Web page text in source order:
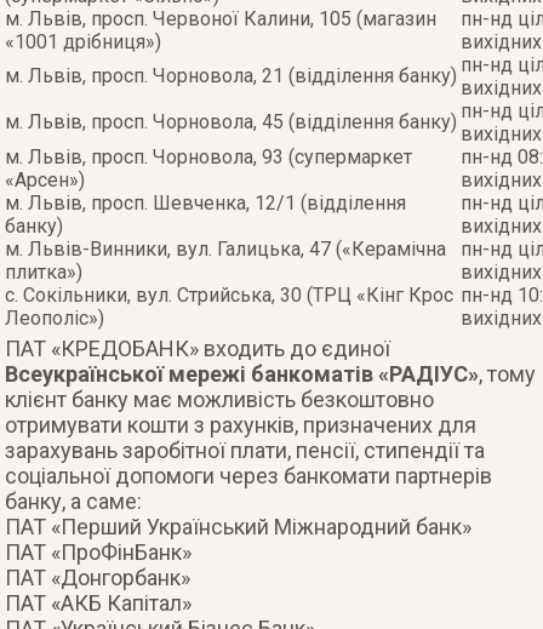
м. Львів, просп. Червоної Калини, 105 (магазин
«1001 дрібниця»)
пн-нд
вихідних
м. Львів, просп. Чорновола, 21 (відділення банку) пн-нд
вихідних
м. Львів, просп. Чорновола, 45 (відділення банку) пн-нд
вихідних
м. Львів, просп. Чорновола, 93 (супермаркет
«Арсен»)
пн-нд
вихідних
м. Львів, просп. Шевченка, 12/1 (відділення
банку)
пн-нд
вихідних
м. Львів-Винники, вул. Галицька, 47 («Керамічна
плитка»)
пн-нд
вихідних
с. Сокільники, вул. Стрийська, 30 (ТРЦ «Кінг Крос
Леополіс»)
пн-нд
вихідних
ПАТ «КРЕДОБАНК» входить до єдиної
Всеукраїнської мережі банкоматів «РАДІУС», тому
клієнт банку має можливість безкоштовно
отримувати кошти з рахунків, призначених для
зарахувань заробітної плати, пенсії, стипендії та
соціальної допомоги через банкомати партнерів
банку, а саме:
ПАТ «Перший Український Міжнародний банк»
ПАТ «ПроФінБанк»
ПАТ «Донгорбанк»
ПАТ «АКБ Капітал»